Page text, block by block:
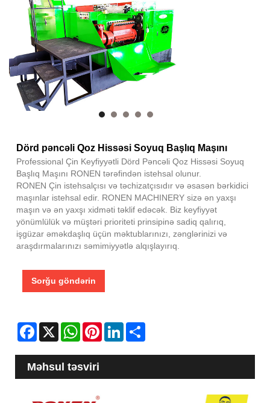
Dörd pəncəli Qoz Hissəsi Soyuq Başlıq Maşını
Professional Çin Keyfiyyətli Dörd Pəncəli Qoz Hissəsi Soyuq
Başlıq Maşını RONEN tərəfindən istehsal olunur.
RONEN Çin istehsalçısı və təchizatçısıdır və əsasən bərkidici
maşınlar istehsal edir. RONEN MACHINERY sizə ən yaxşı
maşın və ən yaxşı xidməti təklif edəcək. Biz keyfiyyət
yönümlülük və müştəri prioriteti prinsipinə sadiq qalırıq,
işgüzar əməkdaşlıq üçün məktublarınızı, zənglərinizi və
araşdırmalarınızı səmimiyyətlə alqışlayırıq.
Sorğu göndərin
Facebook
X WhatsAppPinterestLinkedIn
Məhsul təsviri